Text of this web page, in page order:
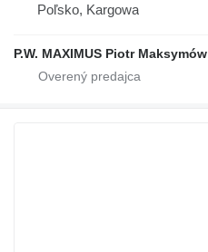
Poľsko, Kargowa
P.W. MAXIMUS Piotr Maksymów